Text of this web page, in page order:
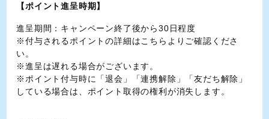
【ポイント進呈時期】
進呈期間：キャンペーン終了後から30日程度
※付与されるポイントの詳細はこちら よりご確認くださ
い。
※進呈は遅れる場合がございます。
※ポイント付与時に「退会」「連携解除」「友だち解除」
している場合は、ポイント取得の権利が消失します。